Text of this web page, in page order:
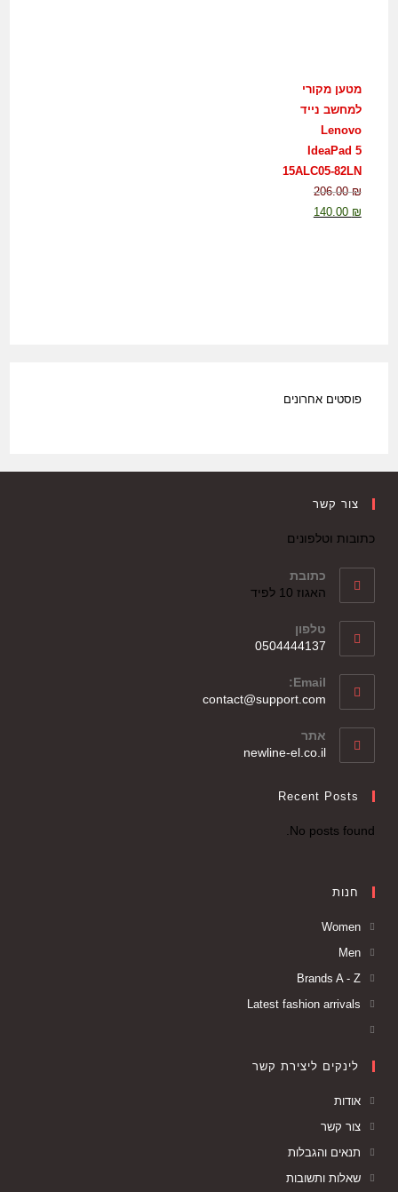
מטען מקורי
למחשב נייד
Lenovo
IdeaPad 5
15ALC05-82LN
206.00₪
140.00 ₪
פוסטים אחרונים
צור קשר
כתובות וטלפונים
כתובת
האגוז 10 לפיד
טלפון
0504444137
Email:
contact@support.com
אתר
newline-el.co.il
Recent Posts
No posts found.
חנות
Women
Men
Brands A - Z
Latest fashion arrivals
לינקים ליצירת קשר
אודות
צור קשר
תנאים והגבלות
שאלות ותשובות